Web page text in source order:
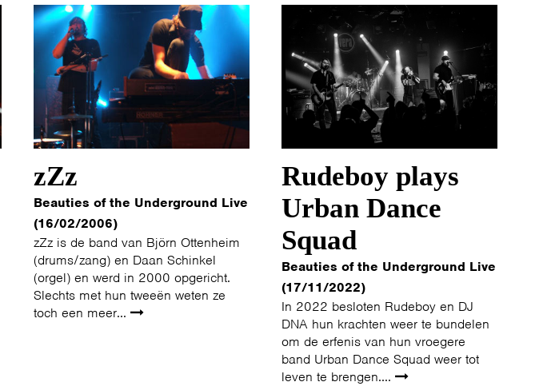
zZz
Beauties of the Underground Live
(16/02/2006)
zZz is de band van Björn Ottenheim
(drums/zang) en Daan Schinkel
(orgel) en werd in 2000 opgericht.
Slechts met hun tweeën weten ze
toch een meer...
Rudeboy plays
Urban Dance
Squad
Beauties of the Underground Live
(17/11/2022)
In 2022 besloten Rudeboy en DJ
DNA hun krachten weer te bundelen
om de erfenis van hun vroegere
band Urban Dance Squad weer tot
leven te brengen....